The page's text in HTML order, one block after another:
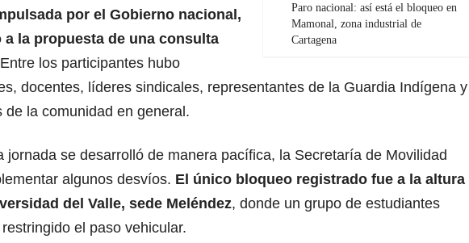
Paro nacional: así está el bloqueo en
Mamonal, zona industrial de
Cartagena
por el Gobierno nacional,
a la propuesta de una consulta
los participantes hubo
docentes, líderes sindicales, representantes de la Guardia Indígena y
de la comunidad en general.
jornada se desarrolló de manera pacífica, la Secretaría de Movilidad
algunos desvíos. El único bloqueo registrado fue a la altura
del Valle, sede Meléndez, donde un grupo de estudiantes
el paso vehicular.